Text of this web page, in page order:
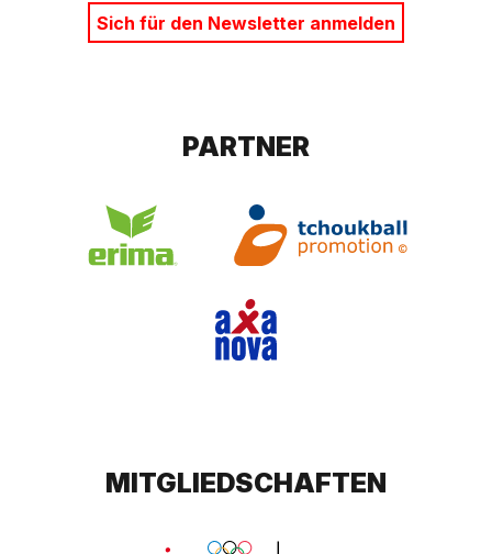
Sich für den Newsletter anmelden
PARTNER
MITGLIEDSCHAFTEN